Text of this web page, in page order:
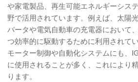
や家電製品、再生可能エネルギーシス
野で活用されています。例えば、太陽
バータや電気自動車の充電器において
つ効率的に駆動するために利用されて
モーター制御や自動化システムにも、
に使用されることが多く、これにより
ります。